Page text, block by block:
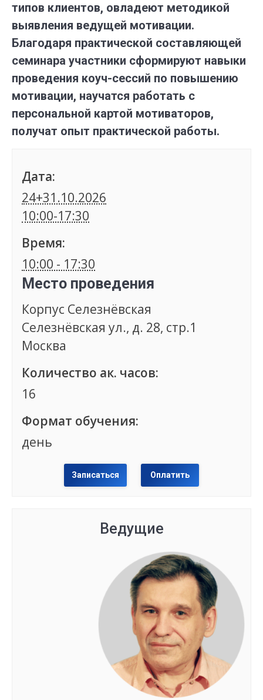
типов клиентов, овладеют методикой
выявления ведущей мотивации.
Благодаря практической составляющей
семинара участники сформируют навыки
проведения коуч-сессий по повышению
мотивации, научатся работать с
персональной картой мотиваторов,
получат опыт практической работы.
Дата:
24+31.10.2026
10:00-17:30
Время:
10:00 - 17:30
Место проведения
Корпус Селезнёвская
Селезнёвская ул., д. 28, стр.1
Москва
Количество ак. часов:
16
Формат обучения:
день
Записаться Оплатить
Ведущие